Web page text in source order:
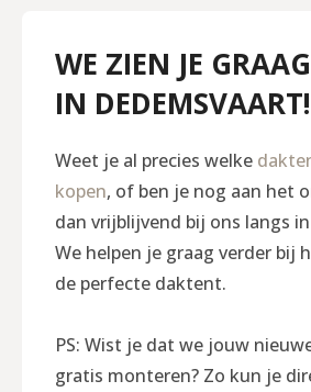
WE ZIEN JE
IN DEDEMSVAART!
Weet je al precies welke
kopen, of ben je nog aan het
dan vrijblijvend bij ons langs
We helpen je graag verder bij
de perfecte daktent.
PS: Wist je dat we jouw
gratis monteren? Zo kun je